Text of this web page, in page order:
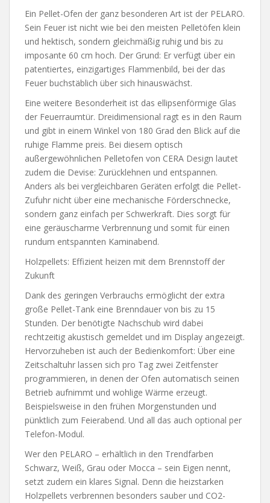
Ein Pellet-Ofen der ganz besonderen Art ist der PELARO.
Sein Feuer ist nicht wie bei den meisten Pelletöfen klein
und hektisch, sondern gleichmäßig ruhig und bis zu
imposante 60 cm hoch. Der Grund: Er verfügt über ein
patentiertes, einzigartiges Flammenbild, bei der das
Feuer buchstäblich über sich hinauswächst.
Eine weitere Besonderheit ist das ellipsenförmige Glas
der Feuerraumtür. Dreidimensional ragt es in den Raum
und gibt in einem Winkel von 180 Grad den Blick auf die
ruhige Flamme preis. Bei diesem optisch
außergewöhnlichen Pelletofen von CERA Design lautet
zudem die Devise: Zurücklehnen und entspannen.
Anders als bei vergleichbaren Geräten erfolgt die Pellet-
Zufuhr nicht über eine mechanische Förderschnecke,
sondern ganz einfach per Schwerkraft. Dies sorgt für
eine geräuscharme Verbrennung und somit für einen
rundum entspannten Kaminabend.
Holzpellets: Effizient heizen mit dem Brennstoff der
Zukunft
Dank des geringen Verbrauchs ermöglicht der extra
große Pellet-Tank eine Brenndauer von bis zu 15
Stunden. Der benötigte Nachschub wird dabei
rechtzeitig akustisch gemeldet und im Display angezeigt.
Hervorzuheben ist auch der Bedienkomfort: Über eine
Zeitschaltuhr lassen sich pro Tag zwei Zeitfenster
programmieren, in denen der Ofen automatisch seinen
Betrieb aufnimmt und wohlige Wärme erzeugt.
Beispielsweise in den frühen Morgenstunden und
pünktlich zum Feierabend. Und all das auch optional per
Telefon-Modul.
Wer den PELARO – erhältlich in den Trendfarben
Schwarz, Weiß, Grau oder Mocca – sein Eigen nennt,
setzt zudem ein klares Signal. Denn die heizstarken
Holzpellets verbrennen besonders sauber und CO2-